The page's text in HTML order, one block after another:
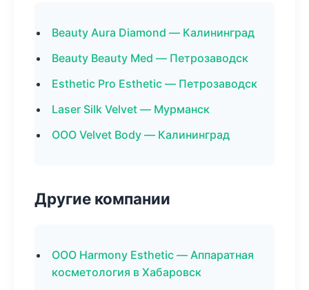
Beauty Aura Diamond — Калининград
Beauty Beauty Med — Петрозаводск
Esthetic Pro Esthetic — Петрозаводск
Laser Silk Velvet — Мурманск
ООО Velvet Body — Калининград
Другие компании
ООО Harmony Esthetic — Аппаратная
косметология в Хабаровск